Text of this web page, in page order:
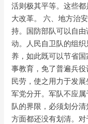
活则极其平等。这些
大改革。 六、地方治
持。国防部队可以自
动。人民自卫队的组
养，如此既可以节省
事教育，免了普遍兵
民劳，使之用力于发
军党分开。军队不应
队的界限，必须划分
方面都还没有划清。